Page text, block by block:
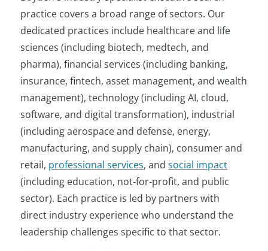
practice covers a broad range of sectors. Our
dedicated practices include healthcare and life
sciences (including biotech, medtech, and
pharma), financial services (including banking,
insurance, fintech, asset management, and wealth
management), technology (including AI, cloud,
software, and digital transformation), industrial
(including aerospace and defense, energy,
manufacturing, and supply chain), consumer and
retail, professional services, andsocial impact
(including education, not-for-profit, and public
sector). Each practice is led by partners with
direct industry experience who understand the
leadership challenges specific to that sector.